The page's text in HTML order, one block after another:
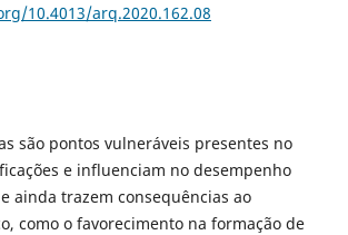
10.4013/arq.2020.162.08
são pontos vulneráveis presentes no
e influenciam no desempenho
ainda trazem consequências ao
como o favorecimento na formação de